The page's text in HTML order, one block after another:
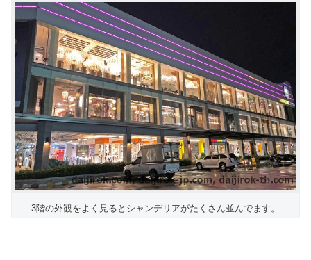
3階の外観をよく見るとシャンデリアがたくさん並んでます。